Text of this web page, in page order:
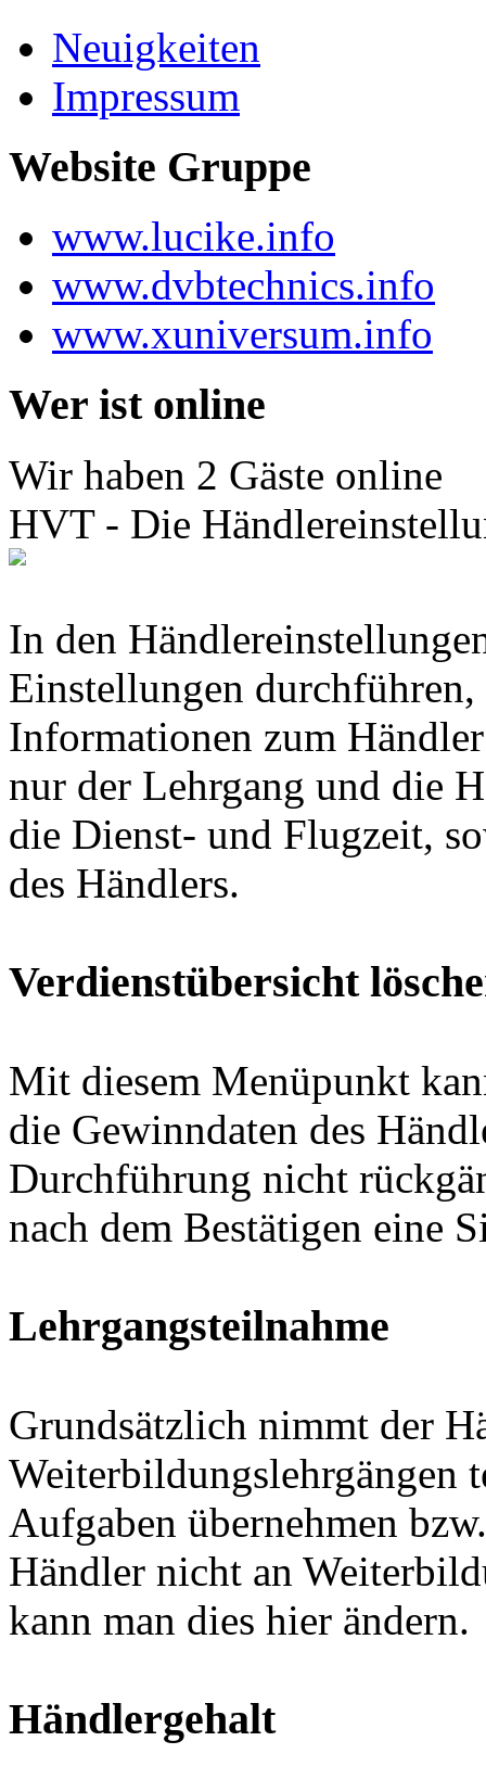
Neuigkeiten
Impressum
Website Gruppe
www.lucike.info
www.dvbtechnics.info
www.xuniversum.info
Wer ist online
Wir haben 2 Gäste online
HVT - Die
In den
Einstellungen
Informationen zum
nur der Lehrgang und die
die Dienst- und Flugzeit,
des Händlers.
Verdienstübersicht
Mit diesem Menüpunkt
die Gewinndaten des
Durchführung nicht
nach dem Bestätigen eine
Lehrgangsteilnahme
Grundsätzlich nimmt der
Weiterbildungslehrgängen
Aufgaben übernehmen
Händler nicht an
kann man dies hier ändern.
Händlergehalt